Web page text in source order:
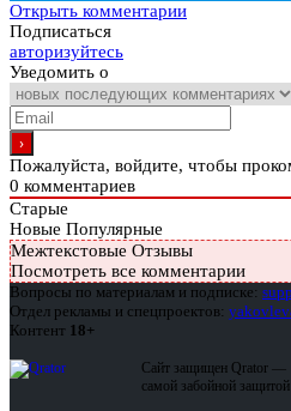
Открыть комментарии
Подписаться
авторизуйтесь
Уведомить о
Пожалуйста, войдите, чтобы
0 комментариев
Старые
Новые Популярные
Межтекстовые Отзывы
Посмотреть все комментарии
Вопросы по материалам и подписке:
Отдел рекламы и спецпроектов:
Контент 18+
Сайт защищен Qrator —
самой забойной